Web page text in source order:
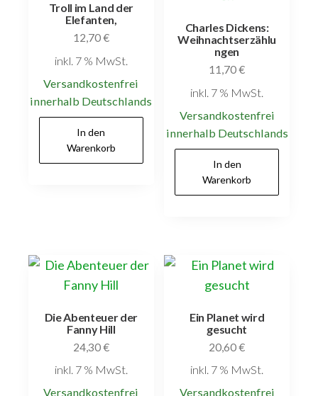
Troll im Land der
Elefanten,
12,70€
inkl. 7 % MwSt.
Versandkostenfrei
innerhalb Deutschlands
In den
Warenkorb
Charles Dickens:
Weihnachtserzählu
ngen
11,70€
inkl. 7 % MwSt.
Versandkostenfrei
innerhalb Deutschlands
In den
Warenkorb
Die Abenteuer der
Fanny Hill
24,30€
inkl. 7 % MwSt.
Versandkostenfrei
Ein Planet wird
gesucht
20,60€
inkl. 7 % MwSt.
Versandkostenfrei